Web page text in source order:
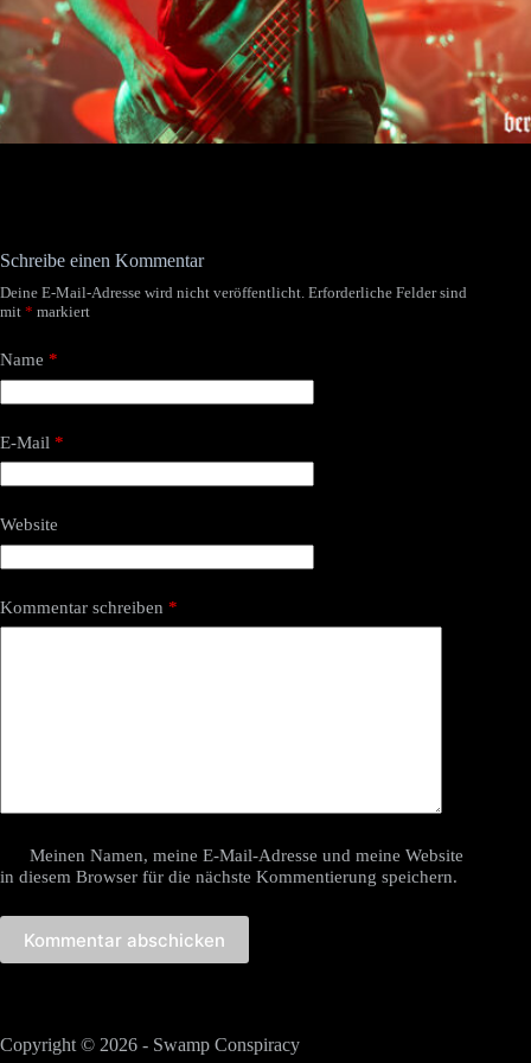
Schreibe einen Kommentar
Deine E-Mail-Adresse wird nicht veröffentlicht. Erforderliche Felder sind
mit * markiert
Name *
E-Mail *
Website
Kommentar schreiben *
Meinen Namen, meine E-Mail-Adresse und meine Website
in diesem Browser für die nächste Kommentierung speichern.
Kommentar abschicken
Copyright © 2026 - Swamp Conspiracy